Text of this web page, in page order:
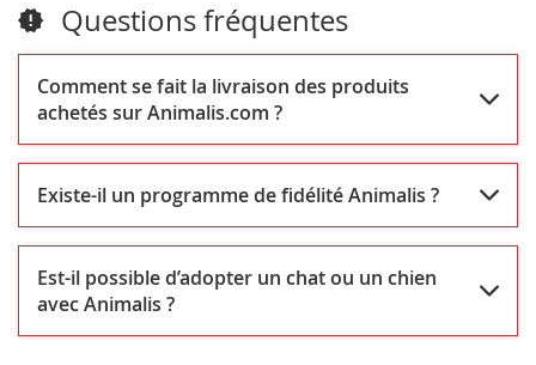
Questions fréquentes
Comment se fait la livraison des produits
achetés sur Animalis.com ?
Existe-il un programme de fidélité Animalis ?
Est-il possible d’adopter un chat ou un chien
avec Animalis ?